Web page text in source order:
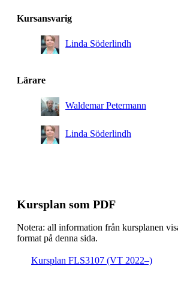
Kursansvarig
Linda Söderlindh
Lärare
Waldemar Petermann
Linda Söderlindh
Kursplan som PDF
Notera: all information från kursplanen
format på denna sida.
Kursplan FLS3107 (VT 2022–)